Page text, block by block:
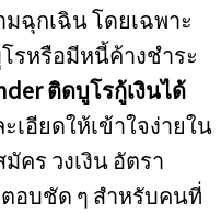
ฉุกเฉิน โดยเฉพาะ
รหรือมีหนี้ค้างชำระ
ติดบูโรกู้เงินได้
อียดให้เข้าใจง่ายใน
คร วงเงิน อัตรา
อบชัด ๆ สำหรับคนที่